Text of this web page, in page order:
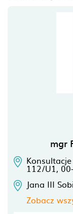
mgr
112/U1,
Jana III
Zobacz